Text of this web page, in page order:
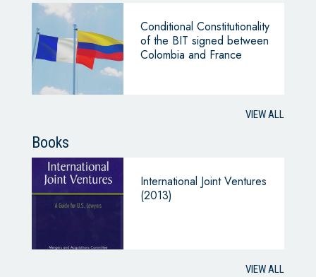
Conditional Constitutionality
of the BIT signed between
Colombia and France
VIEW ALL
Books
International Joint Ventures
(2013)
VIEW ALL